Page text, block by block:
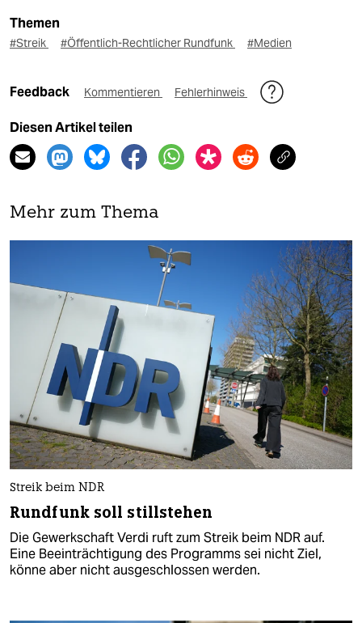
Themen
#Streik #Öffentlich-Rechtlicher Rundfunk #Medien
Feedback Kommentieren Fehlerhinweis
Diesen Artikel teilen
Mehr zum Thema
Streik beim NDR
Rundfunk soll stillstehen
Die Gewerkschaft Verdi ruft zum Streik beim NDR auf.
Eine Beeinträchtigung des Programms sei nicht Ziel,
könne aber nicht ausgeschlossen werden.